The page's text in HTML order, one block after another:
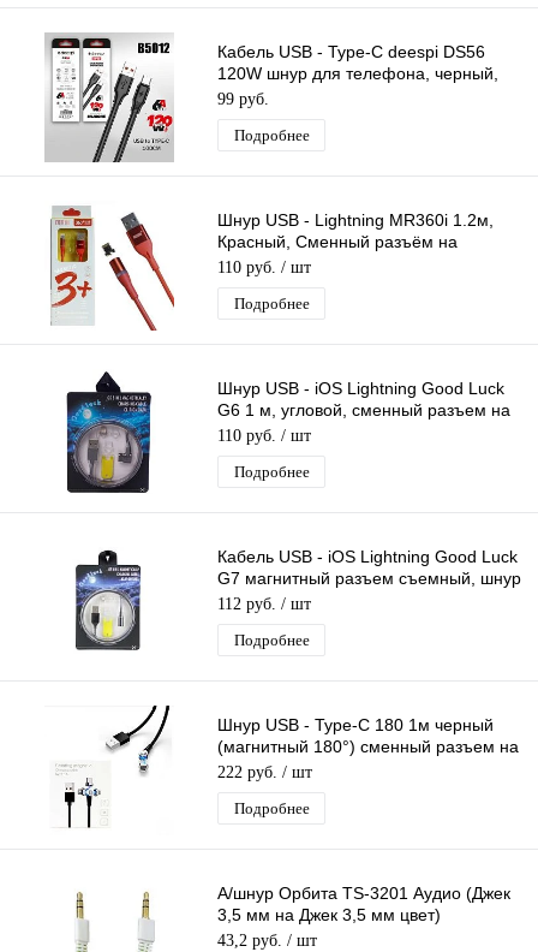
Кабель USB - Type-C deespi DS56
120W шнур для телефона, черный,
длина 1м
99 руб.
Подробнее
Шнур USB - Lightning MR360i 1.2м,
Красный, Сменный разъём на
магните 360 градусов Силиконовый
110 руб. / шт
Подробнее
Шнур USB - iOS Lightning Good Luck
G6 1 м, угловой, сменный разъем на
магните
110 руб. / шт
Подробнее
Кабель USB - iOS Lightning Good Luck
G7 магнитный разъем съемный, шнур
для телефона, длина 1м
112 руб. / шт
Подробнее
Шнур USB - Type-C 180 1м черный
(магнитный 180°) сменный разъем на
магните, кабель
222 руб. / шт
Подробнее
А/шнур Орбита TS-3201 Аудио (Джек
3,5 мм на Джек 3,5 мм цвет)
1м/10/2500
43,2 руб. / шт